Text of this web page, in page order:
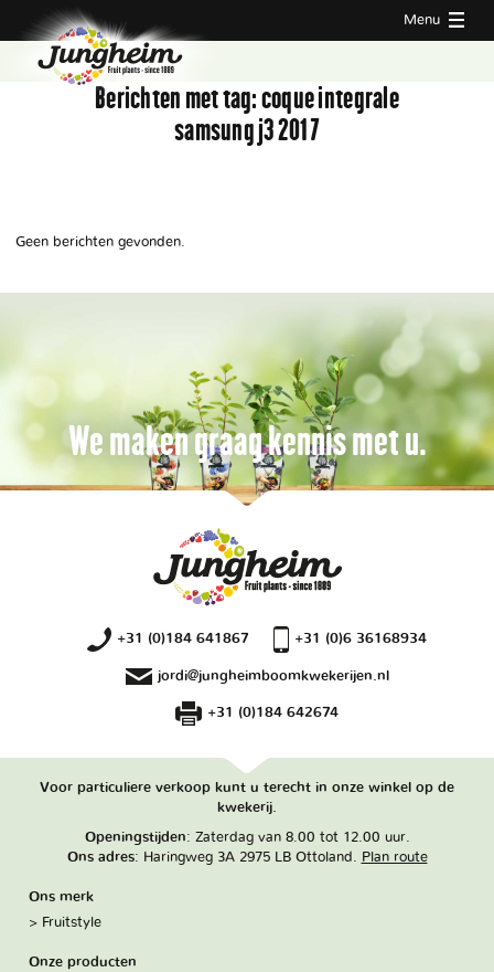
Menu
Berichten met tag:coque integrale
samsung j3 2017
Geen berichten gevonden.
We maken graag kennis met u.
+31 (0)184 641867 +31 (0)6 36168934
jordi@jungheimboomkwekerijen.nl
+31 (0)184 642674
Voor particuliere verkoop kunt u terecht in onze winkel op de
kwekerij.
Openingstijden: Zaterdag van 8.00 tot 12.00 uur.
Ons adres: Haringweg 3A 2975 LB Ottoland. Plan route
Ons merk
Fruitstyle
Onze producten